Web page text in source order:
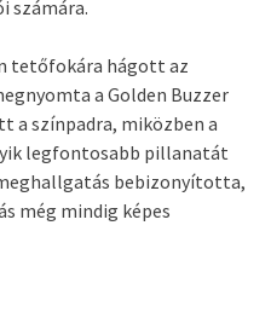
számára.
tetőfokára hágott az
a Golden Buzzer
színpadra, miközben a
legfontosabb pillanatát
bebizonyította,
még mindig képes